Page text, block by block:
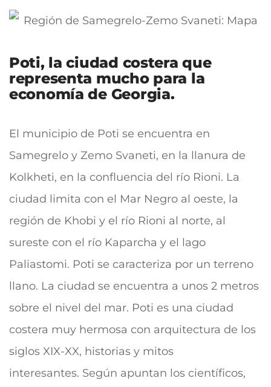
Poti, la ciudad costera que
representa mucho para la
economía de Georgia.
El municipio de Poti se encuentra en
Samegrelo y Zemo Svaneti, en la llanura de
Kolkheti, en la confluencia del río Rioni. La
ciudad limita con el Mar Negro al oeste, la
región de Khobi y el río Rioni al norte, al
sureste con el río Kaparcha y el lago
Paliastomi. Poti se caracteriza por un terreno
llano. La ciudad se encuentra a unos 2 metros
sobre el nivel del mar. Poti es una ciudad
costera muy hermosa con arquitectura de los
siglos XIX-XX, historias y mitos
interesantes. Según apuntan los científicos,